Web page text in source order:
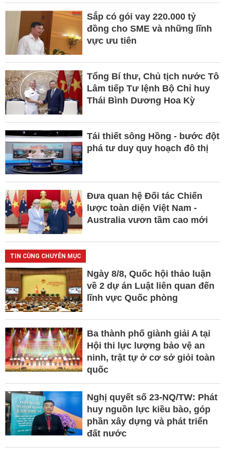
Sắp có gói vay 220.000 tỷ
đồng cho SME và những lĩnh
vực ưu tiên
Tổng Bí thư, Chủ tịch nước Tô
Lâm tiếp Tư lệnh Bộ Chỉ huy
Thái Bình Dương Hoa Kỳ
Tái thiết sông Hồng - bước đột
phá tư duy quy hoạch đô thị
Đưa quan hệ Đối tác Chiến
lược toàn diện Việt Nam -
Australia vươn tầm cao mới
TIN CÙNG CHUYÊN MỤC
Ngày 8/8, Quốc hội thảo luận
về 2 dự án Luật liên quan đến
lĩnh vực Quốc phòng
Ba thành phố giành giải A tại
Hội thi lực lượng bảo vệ an
ninh, trật tự ở cơ sở giỏi toàn
quốc
Nghị quyết số 23-NQ/TW: Phát
huy nguồn lực kiều bào, góp
phần xây dựng và phát triển
đất nước